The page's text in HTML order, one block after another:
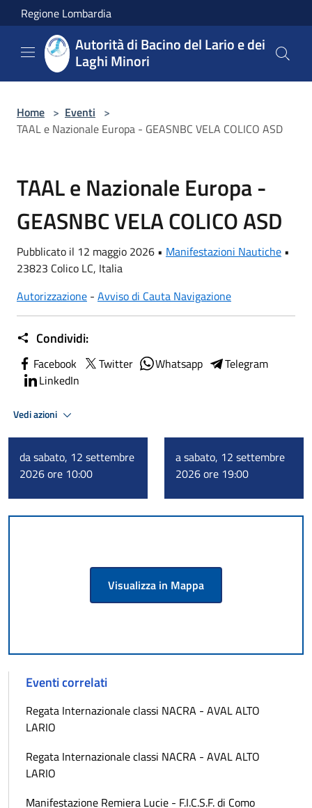
Salta al contenuto principale
Regione Lombardia
Autorità di Bacino del Lario e dei
Laghi Minori
Home > Eventi >
TAAL e Nazionale Europa - GEASNBC VELA COLICO ASD
TAAL e Nazionale Europa -
GEASNBC VELA COLICO ASD
Pubblicato il 12 maggio 2026 • Manifestazioni Nautiche •
23823 Colico LC, Italia
Autorizzazione - Avviso di Cauta Navigazione
Condividi:
Facebook Twitter Whatsapp
Telegram
LinkedIn
Vedi azioni
da sabato, 12 settembre
2026 ore 10:00
a sabato, 12 settembre
2026 ore 19:00
Visualizza in Mappa
Eventi correlati
Regata Internazionale classi NACRA - AVAL ALTO
LARIO
Regata Internazionale classi NACRA - AVAL ALTO
LARIO
Manifestazione Remiera Lucie - F.I.C.S.F. di Como